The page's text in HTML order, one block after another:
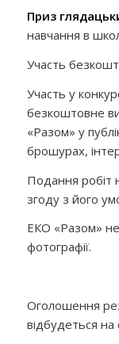
Приз
навчання в
Участь
Участь у
безкоштовне
«Разом» у
брошурах,
Подання робіт
згоду з його
ЕКО «Разом» не
фотографії.
Оголошення
відбудеться на